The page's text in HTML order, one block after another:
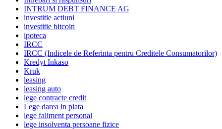
INTRUM DEBT FINANCE AG
investitie actiuni
investitie bitcoin
ipoteca
IRCC
IRCC (Indicele de Referinta pentru Creditele Consumatorilor)
Kredyt Inkaso
Kruk
leasing
leasing auto
lege contracte credit
Lege darea in plata
lege faliment personal
lege insolventa persoane fizice